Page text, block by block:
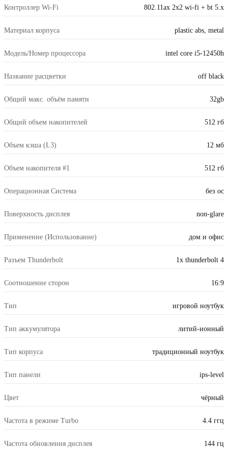
Контроллер Wi-Fi 802.11ax 2x2 wi-fi + bt 5.x
Материал корпуса plastic abs, metal
Модель/Номер процессора intel core i5-12450h
Название расцветки off black
Общий макс. объём памяти 32gb
Общий объем накопителей 512 гб
Объем кэша (L3) 12 мб
Объем накопителя #1 512 гб
Операционная Система без ос
Поверхность дисплея non-glare
Применение (Использование) дом и офис
Разъем Thunderbolt 1x thunderbolt 4
Соотношение сторон 16:9
Тип игровой ноутбук
Тип аккумулятора литий-ионный
Тип корпуса традиционный ноутбук
Тип панели ips-level
Цвет чёрный
Частота в режиме Turbo 4.4 ггц
Частота обновления дисплея 144 гц